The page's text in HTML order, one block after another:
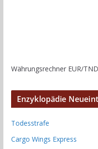
Währungsrechner EUR/TND
Enzyklopädie
Todesstrafe
Cargo Wings Express